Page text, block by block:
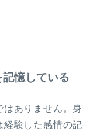
憶している
ありません。身
経験した感情の記